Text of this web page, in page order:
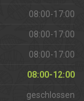
08:00-17:00
08:00-17:00
08:00-17:00
08:00-12:00
geschlossen